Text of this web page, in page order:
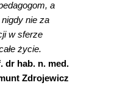
a
nie za
w sferze
życie.
dr hab. n. med.
Zdrojewicz